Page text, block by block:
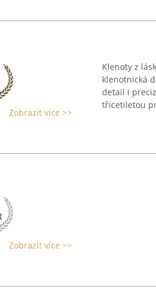
Zobrazit více >>
Klenoty z
klenotnická
detail i
třicetiletou
Zobrazit více >>